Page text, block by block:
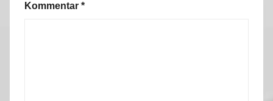
Kommentar *